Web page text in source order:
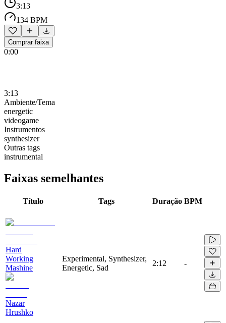
3:13
134 BPM
Comprar faixa
0:00
3:13
Ambiente/Tema
energetic
videogame
Instrumentos
synthesizer
Outras tags
instrumental
Faixas semelhantes
Título Tags Duração BPM
Hard
Working
Mashine
Nazar
Hrushko
Experimental, Synthesizer,
Energetic, Sad
2:12 -